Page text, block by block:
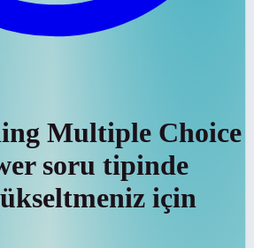
Multiple Choice
soru tipinde
için